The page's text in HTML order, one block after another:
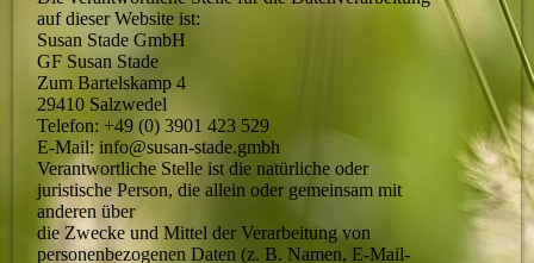
auf dieser Website ist:
Susan Stade GmbH
GF Susan Stade
Zum Bartelskamp 4
29410 Salzwedel
Telefon: +49 (0) 3901 423 529
E-Mail: info@susan-stade.gmbh
Verantwortliche Stelle ist die natürliche oder
juristische Person, die allein oder gemeinsam mit
anderen über
die Zwecke und Mittel der Verarbeitung von
personenbezogenen Daten (z. B. Namen, E-Mail-